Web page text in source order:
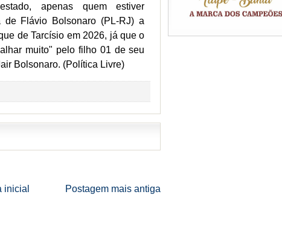
apenas quem estiver
de Flávio Bolsonaro (PL-RJ) a
de Tarcísio em 2026, já que o
muito" pelo filho 01 de seu
Bolsonaro. (Política Livre)
Postagem mais antiga
inicial